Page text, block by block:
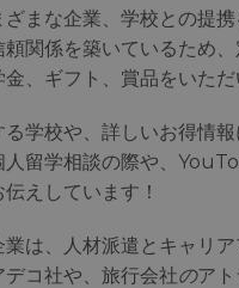
まな企業、学校との提
関係を築いているため
、ギフト、賞品をいただ
学校や、詳しいお得情
人留学相談の際や、
えしています！
は、人材派遣とキャリ
デコ社や、旅行会社のア